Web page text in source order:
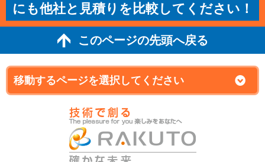
にも他社と見積りを比較してください！
このページの先頭へ戻る